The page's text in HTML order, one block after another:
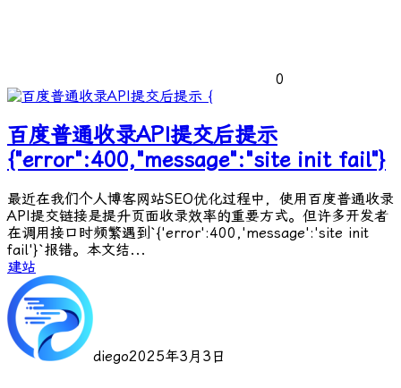
0
百度普通收录API提交后提示
{"error":400,"message":"site init fail"}
最近在我们个人博客网站SEO优化过程中，使用百度普通收录
API提交链接是提升页面收录效率的重要方式。但许多开发者
在调用接口时频繁遇到`{'error':400,'message':'site init
fail'}`报错。本文结...
建站
diego2025年3月3日